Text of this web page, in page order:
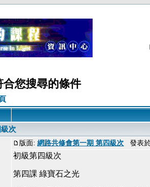
您搜尋的條件
次
版面: 網路共修會第一期 第四級次 發表
初級第四級次
第四課 綠寶石之光